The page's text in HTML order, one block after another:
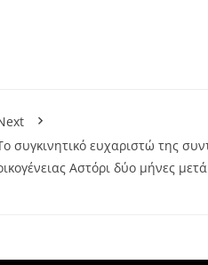
συγκινητικό ευχαριστώ της
Αστόρι δύο μήνες